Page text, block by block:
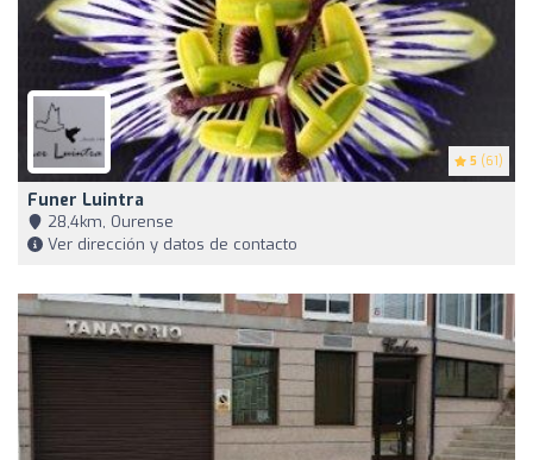
5 (61)
Funer Luintra
28,4km, Ourense
Ver dirección y datos de contacto